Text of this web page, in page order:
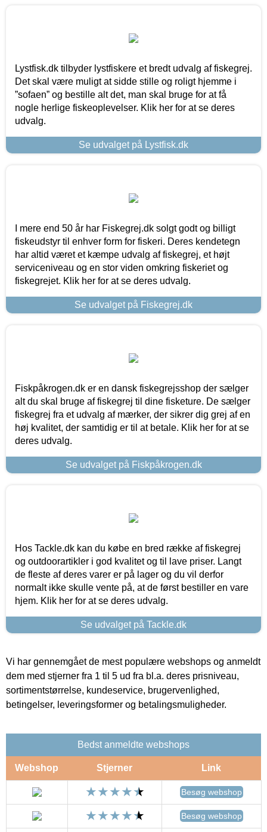
Lystfisk.dk tilbyder lystfiskere et bredt udvalg af fiskegrej.
Det skal være muligt at sidde stille og roligt hjemme i
”sofaen” og bestille alt det, man skal bruge for at få
nogle herlige fiskeoplevelser. Klik her for at se deres
udvalg.
Se udvalget på Lystfisk.dk
I mere end 50 år har Fiskegrej.dk solgt godt og billigt
fiskeudstyr til enhver form for fiskeri. Deres kendetegn
har altid været et kæmpe udvalg af fiskegrej, et højt
serviceniveau og en stor viden omkring fiskeriet og
fiskegrejet. Klik her for at se deres udvalg.
Se udvalget på Fiskegrej.dk
Fiskpåkrogen.dk er en dansk fiskegrejsshop der sælger
alt du skal bruge af fiskegrej til dine fisketure. De sælger
fiskegrej fra et udvalg af mærker, der sikrer dig grej af en
høj kvalitet, der samtidig er til at betale. Klik her for at se
deres udvalg.
Se udvalget på Fiskpåkrogen.dk
Hos Tackle.dk kan du købe en bred række af fiskegrej
og outdoorartikler i god kvalitet og til lave priser. Langt
de fleste af deres varer er på lager og du vil derfor
normalt ikke skulle vente på, at de først bestiller en vare
hjem. Klik her for at se deres udvalg.
Se udvalget på Tackle.dk
Vi har gennemgået de mest populære webshops og anmeldt
dem med stjerner fra 1 til 5 ud fra bl.a. deres prisniveau,
sortimentstørrelse, kundeservice, brugervenlighed,
betingelser, leveringsformer og betalingsmuligheder.
Bedst anmeldte webshops
Webshop Stjerner Link
Besøg webshop
Besøg webshop